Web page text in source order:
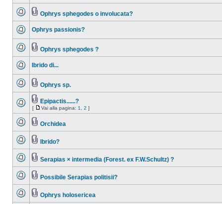
Ophrys sphegodes o involucata?
Ophrys passionis?
Ophrys sphegodes ?
Ibrido di...
Ophrys sp.
Epipactis......?
[ Vai alla pagina: 1 2 ]
Orchidea
Ibrido?
Serapias × intermedia (Forest. ex F.W.Schultz) ?
Possibile Serapias politisii?
Ophrys holosericea